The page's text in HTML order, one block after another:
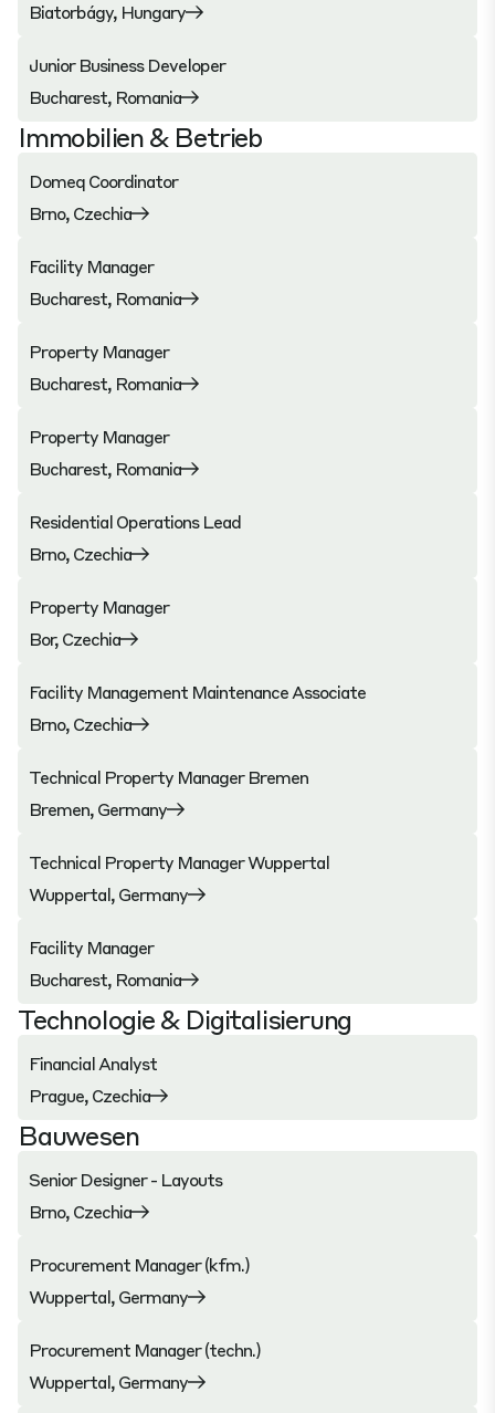
Biatorbágy, Hungary
Junior Business Developer
Bucharest, Romania
Immobilien & Betrieb
Domeq Coordinator
Brno, Czechia
Facility Manager
Bucharest, Romania
Property Manager
Bucharest, Romania
Property Manager
Bucharest, Romania
Residential Operations Lead
Brno, Czechia
Property Manager
Bor, Czechia
Facility Management Maintenance Associate
Brno, Czechia
Technical Property Manager Bremen
Bremen, Germany
Technical Property Manager Wuppertal
Wuppertal, Germany
Facility Manager
Bucharest, Romania
Technologie & Digitalisierung
Financial Analyst
Prague, Czechia
Bauwesen
Senior Designer - Layouts
Brno, Czechia
Procurement Manager (kfm.)
Wuppertal, Germany
Procurement Manager (techn.)
Wuppertal, Germany